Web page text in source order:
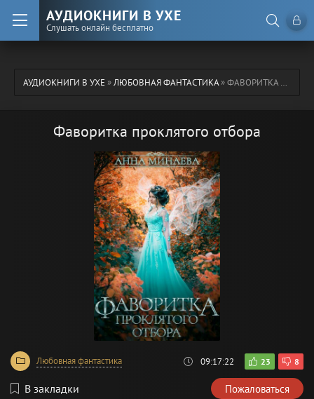
АУДИОКНИГИ В УХЕ
Слушать онлайн бесплатно
АУДИОКНИГИ В УХЕ»ЛЮБОВНАЯ ФАНТАСТИКА» ФАВОРИТКА ПРОКЛЯТОГО ОТБОРА
Фаворитка проклятого отбора
Любовная фантастика 09:17:22 23 8
В закладки Пожаловаться